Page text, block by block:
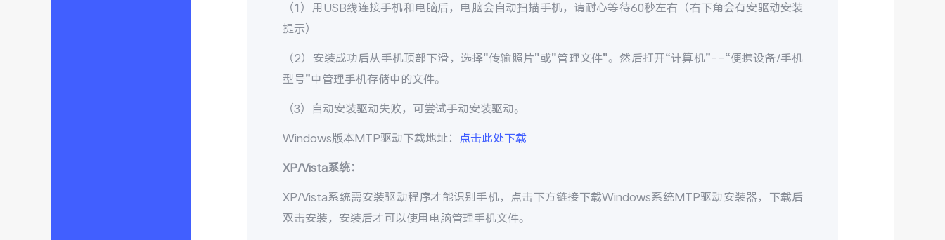
（1）用USB线连接手机和电脑后，电脑会自动扫描手机，请耐心等待60秒左右（右下角会有安驱动安装
提示）
（2）安装成功后从手机顶部下滑，选择"传输照片"或"管理文件"。然后打开“计算机”--“便携设备/手机
型号”中管理手机存储中的文件。
（3）自动安装驱动失败，可尝试手动安装驱动。
Windows版本MTP驱动下载地址： 点击此处下载
XP/Vista系统：
XP/Vista系统需安装驱动程序才能识别手机，点击下方链接下载Windows系统MTP驱动安装器，下载后
双击安装，安装后才可以使用电脑管理手机文件。